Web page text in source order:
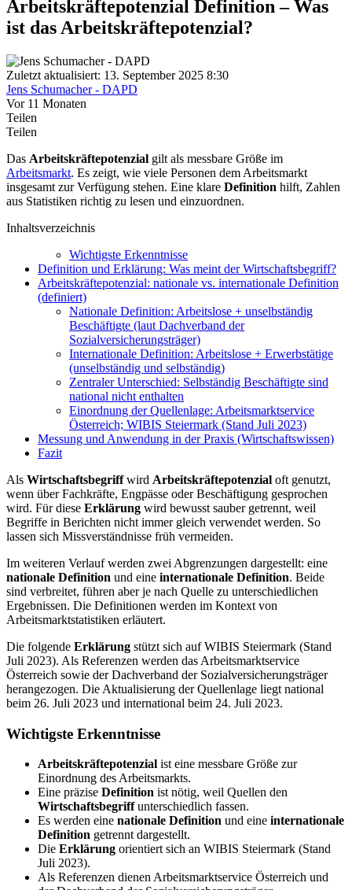
Arbeitskräftepotenzial Definition – Was
ist das Arbeitskräftepotenzial?
Zuletzt aktualisiert: 13. September 2025 8:30
Jens Schumacher - DAPD
Vor 11 Monaten
Teilen
Teilen
Das Arbeitskräftepotenzial gilt als messbare Größe im
Arbeitsmarkt. Es zeigt, wie viele Personen dem Arbeitsmarkt
insgesamt zur Verfügung stehen. Eine klare Definition hilft, Zahlen
aus Statistiken richtig zu lesen und einzuordnen.
Inhaltsverzeichnis
Wichtigste Erkenntnisse
Definition und Erklärung: Was meint der Wirtschaftsbegriff?
Arbeitskräftepotenzial: nationale vs. internationale Definition
(definiert)
Nationale Definition: Arbeitslose + unselbständig
Beschäftigte (laut Dachverband der
Sozialversicherungsträger)
Internationale Definition: Arbeitslose + Erwerbstätige
(unselbständig und selbständig)
Zentraler Unterschied: Selbständig Beschäftigte sind
national nicht enthalten
Einordnung der Quellenlage: Arbeitsmarktservice
Österreich; WIBIS Steiermark (Stand Juli 2023)
Messung und Anwendung in der Praxis (Wirtschaftswissen)
Fazit
Als Wirtschaftsbegriffwird Arbeitskräftepotenzial oft genutzt,
wenn über Fachkräfte, Engpässe oder Beschäftigung gesprochen
wird. Für diese Erklärung wird bewusst sauber getrennt, weil
Begriffe in Berichten nicht immer gleich verwendet werden. So
lassen sich Missverständnisse früh vermeiden.
Im weiteren Verlauf werden zwei Abgrenzungen dargestellt: eine
nationale Definition und eine internationale Definition. Beide
sind verbreitet, führen aber je nach Quelle zu unterschiedlichen
Ergebnissen. Die Definitionen werden im Kontext von
Arbeitsmarktstatistiken erläutert.
Die folgende Erklärung stützt sich auf WIBIS Steiermark (Stand
Juli 2023). Als Referenzen werden das Arbeitsmarktservice
Österreich sowie der Dachverband der Sozialversicherungsträger
herangezogen. Die Aktualisierung der Quellenlage liegt national
beim 26. Juli 2023 und international beim 24. Juli 2023.
Wichtigste Erkenntnisse
Arbeitskräftepotenzial ist eine messbare Größe zur
Einordnung des Arbeitsmarkts.
Eine präzise Definition ist nötig, weil Quellen den
Wirtschaftsbegriffunterschiedlich fassen.
Es werden eine nationale Definition und eine internationale
Definition getrennt dargestellt.
Die Erklärung orientiert sich an WIBIS Steiermark (Stand
Juli 2023).
Als Referenzen dienen Arbeitsmarktservice Österreich und